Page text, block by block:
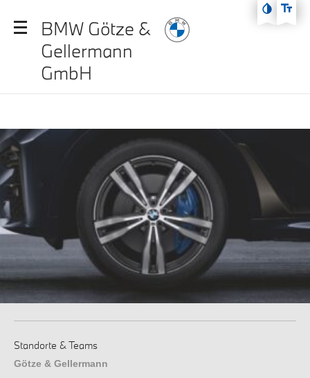
BMW Götze &
Gellermann
GmbH
Standorte & Teams
Götze & Gellermann
Zum Hauptmenü